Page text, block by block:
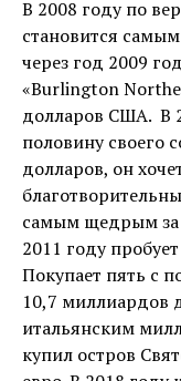
В 2008 году по
становится
через год 2009
«Burlington
долларов США. В
половину своего
долларов, он
самым щедрым за
2011 году
Покупает пять с
10,7 миллиардов
итальянским
купил остров